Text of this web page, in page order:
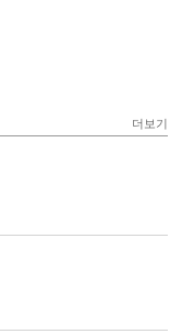
더보기